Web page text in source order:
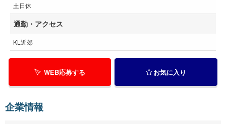
土日休
通勤・アクセス
KL近郊
WEB応募する お気に入り
企業情報